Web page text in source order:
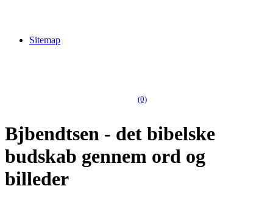
Sitemap
(0)
Bjbendtsen - det bibelske
budskab gennem ord og
billeder